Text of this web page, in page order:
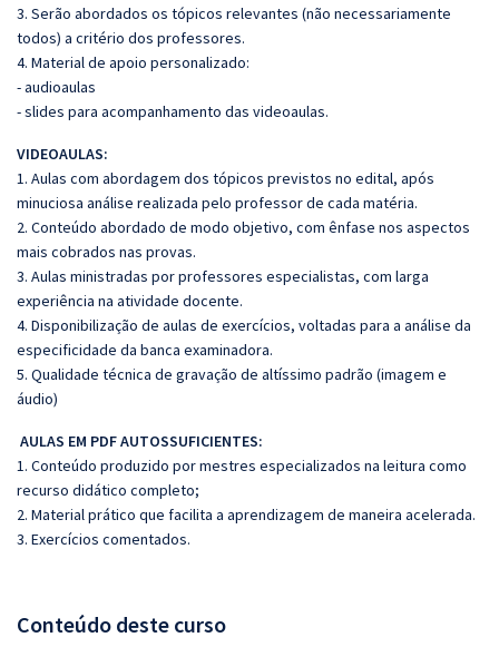
3. Serão abordados os tópicos relevantes (não necessariamente
todos) a critério dos professores.
4. Material de apoio personalizado:
- audioaulas
- slides para acompanhamento das videoaulas.
VIDEOAULAS:
1. Aulas com abordagem dos tópicos previstos no edital, após
minuciosa análise realizada pelo professor de cada matéria.
2. Conteúdo abordado de modo objetivo, com ênfase nos aspectos
mais cobrados nas provas.
3. Aulas ministradas por professores especialistas, com larga
experiência na atividade docente.
4. Disponibilização de aulas de exercícios, voltadas para a análise da
especificidade da banca examinadora.
5. Qualidade técnica de gravação de altíssimo padrão (imagem e
áudio)
AULAS EM PDF AUTOSSUFICIENTES:
1. Conteúdo produzido por mestres especializados na leitura como
recurso didático completo;
2. Material prático que facilita a aprendizagem de maneira acelerada.
3. Exercícios comentados.
Conteúdo deste curso